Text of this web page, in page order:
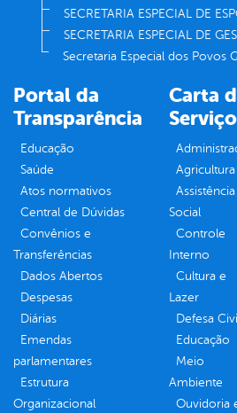
SECRETARIA ESPECIAL DE
SECRETARIA ESPECIAL DE
Secretaria Especial dos Povos
Portal da
Transparência
Educação
Saúde
Atos normativos
Central de Dúvidas
Convênios e
Transferências
Dados Abertos
Despesas
Diárias
Emendas
parlamentares
Estrutura
Organizacional
Carta
Agricultura
Assistência
Social
Controle
Interno
Cultura e
Lazer
Defesa
Educação
Meio
Ambiente
Ouvidoria